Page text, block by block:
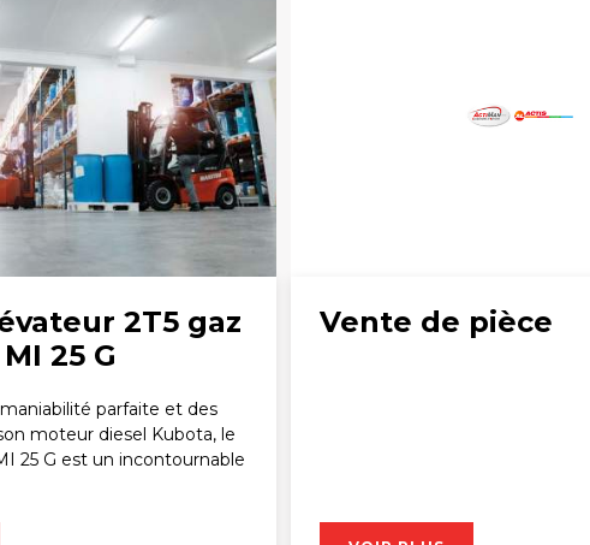
2T5 gaz
25 G
parfaite et des
moteur diesel Kubota, le
25 G est un incontournable
Vente de pièce